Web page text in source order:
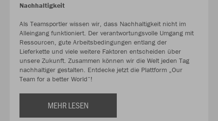
Nachhaltigkeit
Als Teamsportler wissen wir, dass Nachhaltigkeit nicht im
Alleingang funktioniert. Der verantwortungsvolle Umgang mit
Ressourcen, gute Arbeitsbedingungen entlang der
Lieferkette und viele weitere Faktoren entscheiden über
unsere Zukunft. Zusammen können wir die Welt jeden Tag
nachhaltiger gestalten. Entdecke jetzt die Plattform „Our
Team for a better World“!
MEHR LESEN